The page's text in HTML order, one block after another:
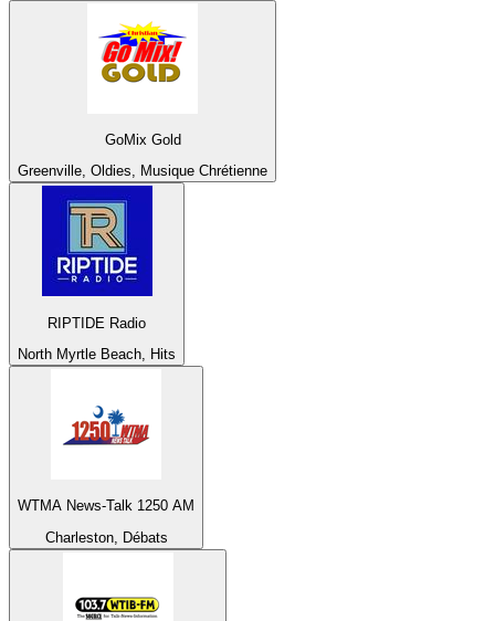
GoMix Gold
Greenville, Oldies, Musique Chrétienne
RIPTIDE Radio
North Myrtle Beach, Hits
WTMA News-Talk 1250 AM
Charleston, Débats